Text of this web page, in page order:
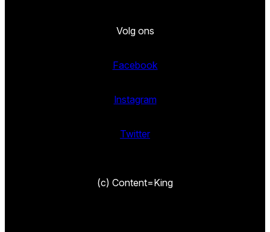
Volg ons
Facebook
Instagram
Twitter
(c) Content=King